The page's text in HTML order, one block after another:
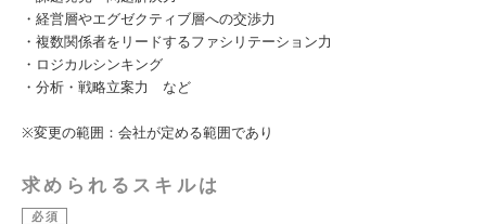
・経営層やエグゼクティブ層への交渉力
・複数関係者をリードするファシリテーション力
・ロジカルシンキング
・分析・戦略立案力 など
※変更の範囲：会社が定める範囲であり
求められるスキルは
必須